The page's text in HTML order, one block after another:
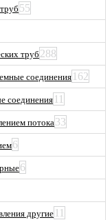
55
труб288
соединения 162
соединения11
потока33
6
6
другие 11